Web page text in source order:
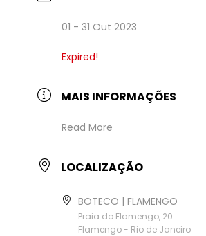
01 - 31 Out 2023
Expired!
MAIS INFORMAÇÕES
Read More
LOCALIZAÇÃO
BOTECO | FLAMENGO
Praia do Flamengo, 20
Flamengo - Rio de Janeiro